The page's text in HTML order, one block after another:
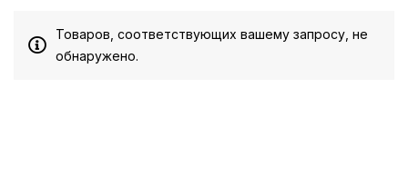
Товаров, соответствующих вашему запросу, не
обнаружено.